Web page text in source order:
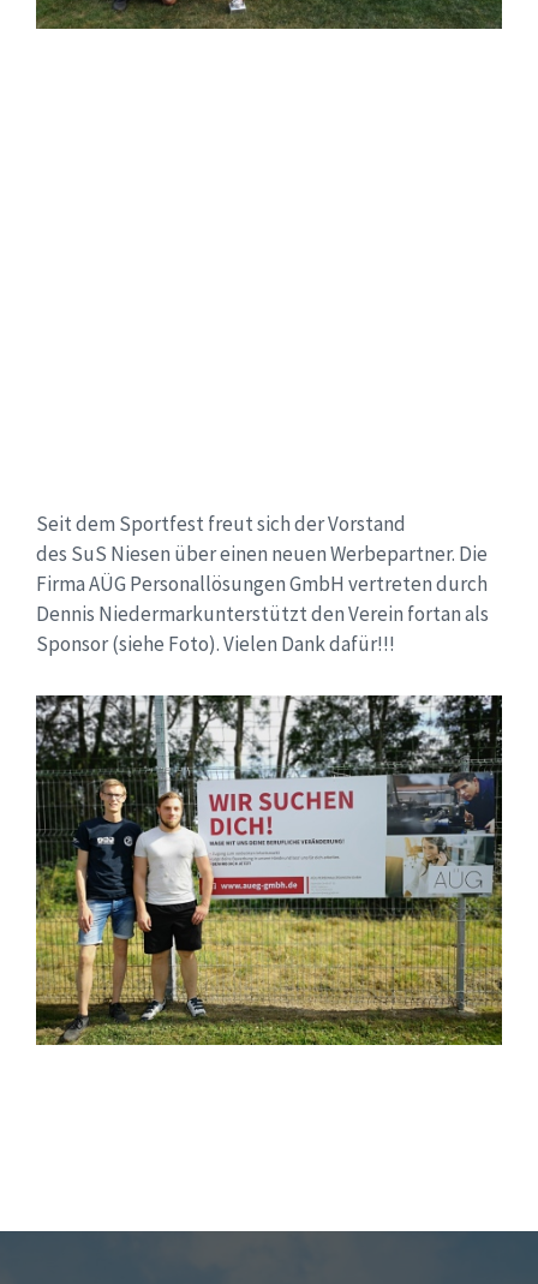
Seit dem Sportfest freut sich der Vorstand
des SuS Niesen über einen neuen Werbepartner. Die
Firma AÜG Personallösungen GmbH vertreten durch
Dennis Niedermarkunterstützt den Verein fortan als
Sponsor (siehe Foto). Vielen Dank dafür!!!